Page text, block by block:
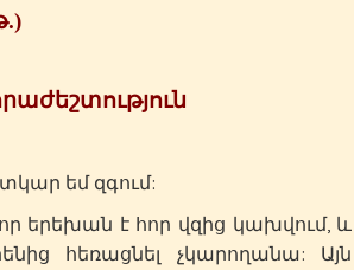
.)
եմ զգում:
երեխան է հոր վզից կախվում, և
հեռացնել չկարողանա: Այն